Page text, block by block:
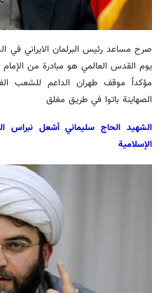
صرح مساعد رئيس البرلمان الايراني في
يوم القدس العالمي هو مبادرة من
مؤكداً موقف طهران الداعم للشعب
الصهاينة باتوا في طريق مغلق
الشهيد الحاج سليماني أشعل نبراس
الإسلامية